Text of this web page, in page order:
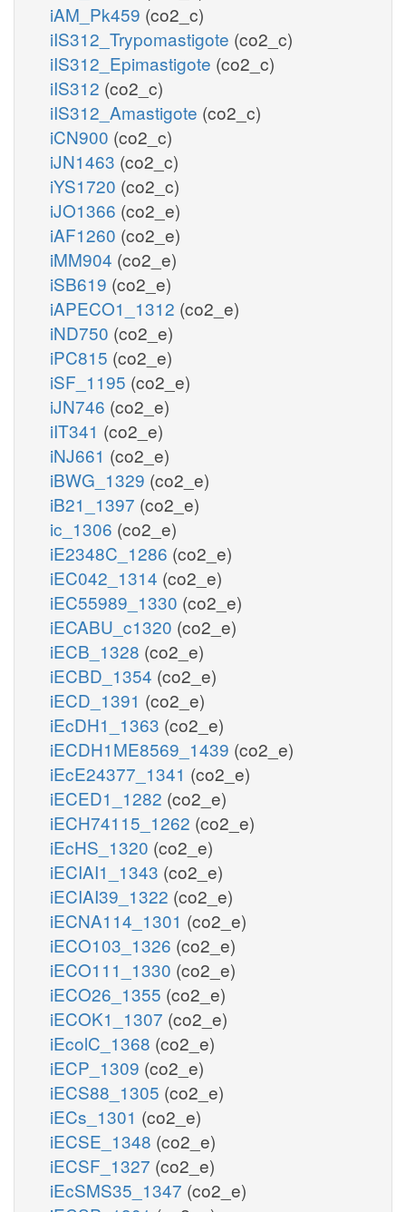
iAM_Pk459 (co2_c)
iIS312_Trypomastigote (co2_c)
iIS312_Epimastigote (co2_c)
iIS312 (co2_c)
iIS312_Amastigote (co2_c)
iCN900 (co2_c)
iJN1463 (co2_c)
iYS1720 (co2_c)
iJO1366 (co2_e)
iAF1260 (co2_e)
iMM904 (co2_e)
iSB619 (co2_e)
iAPECO1_1312 (co2_e)
iND750 (co2_e)
iPC815 (co2_e)
iSF_1195 (co2_e)
iJN746 (co2_e)
iIT341 (co2_e)
iNJ661 (co2_e)
iBWG_1329 (co2_e)
iB21_1397 (co2_e)
ic_1306 (co2_e)
iE2348C_1286 (co2_e)
iEC042_1314 (co2_e)
iEC55989_1330 (co2_e)
iECABU_c1320 (co2_e)
iECB_1328 (co2_e)
iECBD_1354 (co2_e)
iECD_1391 (co2_e)
iEcDH1_1363 (co2_e)
iECDH1ME8569_1439 (co2_e)
iEcE24377_1341 (co2_e)
iECED1_1282 (co2_e)
iECH74115_1262 (co2_e)
iEcHS_1320 (co2_e)
iECIAI1_1343 (co2_e)
iECIAI39_1322 (co2_e)
iECNA114_1301 (co2_e)
iECO103_1326 (co2_e)
iECO111_1330 (co2_e)
iECO26_1355 (co2_e)
iECOK1_1307 (co2_e)
iEcolC_1368 (co2_e)
iECP_1309 (co2_e)
iECS88_1305 (co2_e)
iECs_1301 (co2_e)
iECSE_1348 (co2_e)
iECSF_1327 (co2_e)
iEcSMS35_1347 (co2_e)